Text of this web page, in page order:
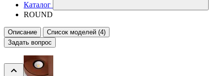
Каталог
ROUND
Описание
Список моделей (4)
Задать вопрос